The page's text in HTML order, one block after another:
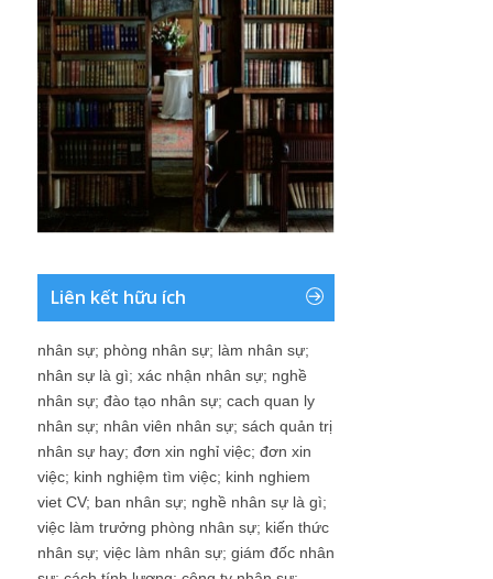
Liên kết hữu ích
nhân sự; phòng nhân sự; làm nhân sự;
nhân sự là gì; xác nhận nhân sự; nghề
nhân sự; đào tạo nhân sự; cach quan ly
nhân sự; nhân viên nhân sự; sách quản trị
nhân sự hay; đơn xin nghỉ việc; đơn xin
việc; kinh nghiệm tìm việc; kinh nghiem
viet CV; ban nhân sự; nghề nhân sự là gì;
việc làm trưởng phòng nhân sự; kiến thức
nhân sự; việc làm nhân sự; giám đốc nhân